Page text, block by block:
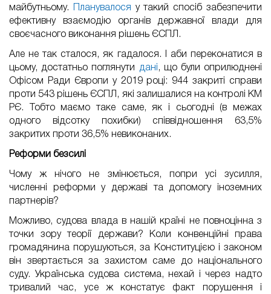
майбутньому.
Планувалося
у такий спосіб забезпечити
ефективну взаємодію органів державної влади для
своєчасного виконання рішень ЄСПЛ.
Але не так сталося, як гадалося. І аби переконатися в
цьому, достатньо поглянути
дані , що були оприлюднені
Офісом Ради Європи у 2019 році: 944 закриті справи
проти 543 рішень ЄСПЛ, які залишалися на контролі КМ
РЄ. Тобто маємо таке саме, як і сьогодні (в межах
одного відсотку похибки) співвідношення 63,5%
закритих проти 36,5% невиконаних.
Реформи безсилі
Чому ж нічого не змінюється, попри усі зусилля,
численні реформи у державі та допомогу іноземних
партнерів?
Можливо, судова влада в нашій країні не повноцінна з
точки зору теорії держави? Коли конвенційні права
громадянина порушуються, за Конституцією і законом
він звертається за захистом саме до національного
суду. Українська судова система, нехай і через надто
тривалий час, усе ж констатує факт порушення і